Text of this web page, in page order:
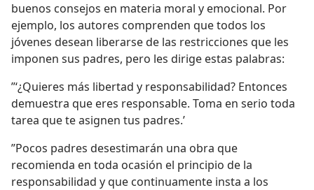
buenos consejos en materia moral y emocional. Por
ejemplo, los autores comprenden que todos los
jóvenes desean liberarse de las restricciones que les
imponen sus padres, pero les dirige estas palabras:
”‘¿Quieres más libertad y responsabilidad? Entonces
demuestra que eres responsable. Toma en serio toda
tarea que te asignen tus padres.’
”Pocos padres desestimarán una obra que
recomienda en toda ocasión el principio de la
responsabilidad y que continuamente insta a los